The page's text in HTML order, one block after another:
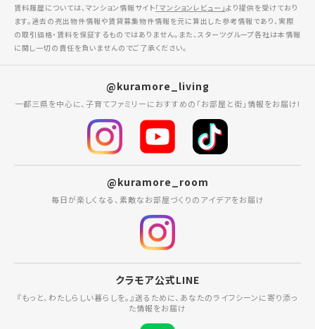
賃料履歴については、マンション情報サイト「マンションレビュー」より提供を受けており
ます。過去の売出物件情報や賃貸募集物件情報を元に算出した参考情報であり、実際
の取引価格・賃料を保証するものではありません。また、スターツグループ各社は本情報
に関し一切の責任を負いませんのでご了承ください。
@kuramore_living
一都三県を中心に、子育てファミリーにおすすめの「お部屋と街」情報をお届け!
@kuramore_room
毎日が楽しくなる、素敵なお部屋づくりのアイデアをお届け
クラモア公式LINE
『もっと、わたしらしい暮らしを。』送るために、あなたのライフシーンに寄り添っ
た情報をお届け